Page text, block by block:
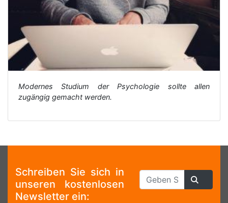
Modernes Studium der Psychologie sollte allen
zugängig gemacht werden.
Schreiben Sie sich in
unseren kostenlosen
Newsletter ein: